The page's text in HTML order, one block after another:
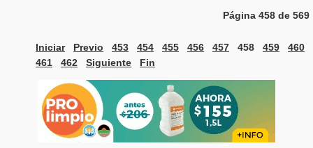
Página 458 de 569
Iniciar Previo 453 454 455 456 457 458 459
460
461
462 Siguiente Fin